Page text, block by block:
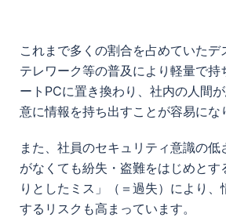
これまで多くの割合を占めていたデ
テレワーク等の普及により軽量で持
ートPCに置き換わり、社内の人間
意に情報を持ち出すことが容易にな
また、社員のセキュリティ意識の
がなくても紛失・盗難をはじめとす
りとしたミス」（＝過失）により、
するリスクも高まっています。